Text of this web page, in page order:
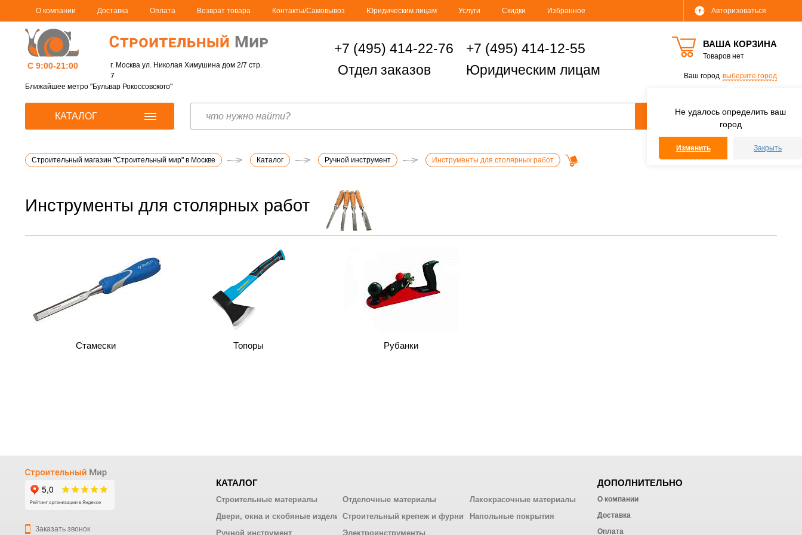
Не удалось определить ваш
город
Изменить Закрыть
Авторизоваться
О компании Доставка Оплата Возврат товара Контакты/Самовывоз Юридическим лицам Услуги Скидки Избранное
ВАША КОРЗИНА
Товаров нет
Ваш город выберите город
С 9:00-21:00
г. Москва ул. Николая Химушина дом 2/7 стр.
7
Ближайшее метро "Бульвар Рокоссовского"
+7 (495) 414-22-76
Отдел заказов
+7 (495) 414-12-55
Юридическим лицам
КАТАЛОГ
Строительный магазин "Строительный мир" в Москве Каталог Ручной инструмент Инструменты для столярных работ
Инструменты для столярных работ
Стамески Топоры Рубанки
Заказать звонок
КАТАЛОГ
Строительные материалы Отделочные материалы
Лакокрасочные материалы
Двери, окна и скобяные изделияСтроительный крепеж и фурнитураНапольные покрытия
Ручной инструмент
Электроинструменты
ДОПОЛНИТЕЛЬНО
О компании
Доставка
Оплата